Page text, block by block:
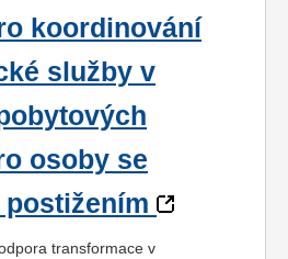
koordinování
služby v
osoby se
transformace v